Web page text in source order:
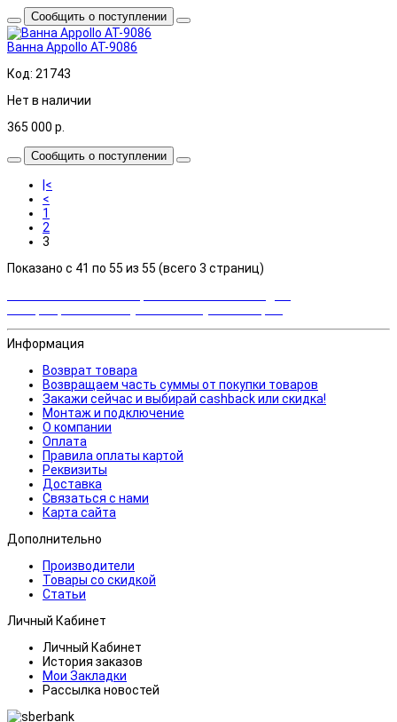
Сообщить о поступлении
Ванна Appollo АТ-9086
Код: 21743
Нет в наличии
365 000 р.
Сообщить о поступлении
|<
<
1
2
3
Показано с 41 по 55 из 55 (всего 3 страниц)
Информация
Возврат товара
Возвращаем часть суммы от покупки товаров
Закажи сейчас и выбирай cashback или скидка!
Монтаж и подключение
О компании
Оплата
Правила оплаты картой
Реквизиты
Доставка
Связаться с нами
Карта сайта
Дополнительно
Производители
Товары со скидкой
Статьи
Личный Кабинет
Личный Кабинет
История заказов
Мои Закладки
Рассылка новостей